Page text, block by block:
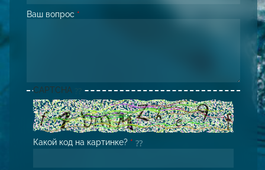
Ваш вопрос *
CAPTCHA
Какой код на картинке? *